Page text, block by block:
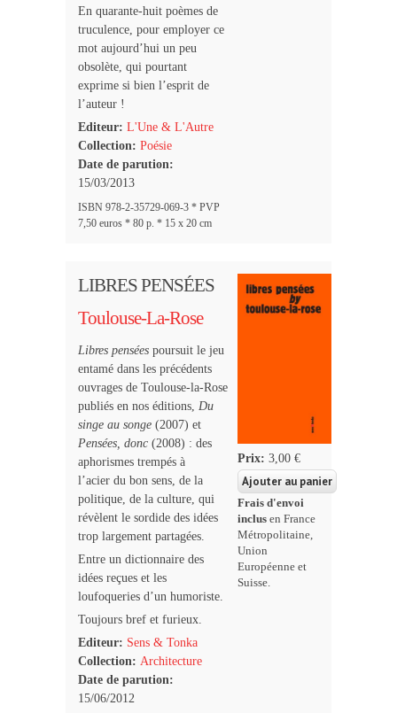
En quarante-huit poèmes de
truculence, pour employer ce
mot aujourd’hui un peu
obsolète, qui pourtant
exprime si bien l’esprit de
l’auteur !
Editeur: L'Une & L'Autre
Collection: Poésie
Date de parution:
15/03/2013
ISBN 978-2-35729-069-3 * PVP
7,50 euros * 80 p. * 15 x 20 cm
LIBRES PENSÉES
Toulouse-La-Rose
Libres pensées poursuit le jeu
entamé dans les précédents
ouvrages de Toulouse-la-Rose
publiés en nos éditions, Du
singe au songe (2007) et
Pensées, donc (2008) : des
aphorismes trempés à
l’acier du bon sens, de la
politique, de la culture, qui
révèlent le sordide des idées
trop largement partagées.
Entre un dictionnaire des
idées reçues et les
loufoqueries d’un humoriste.
Toujours bref et furieux.
Editeur: Sens & Tonka
Collection: Architecture
Date de parution:
15/06/2012
Prix:3,00 €
Frais d'envoi
inclus en France
Métropolitaine,
Union
Européenne et
Suisse.